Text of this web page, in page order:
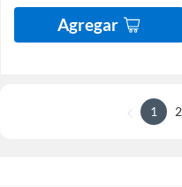
Agregar
1 2